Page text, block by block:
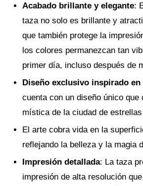
Acabado brillante y elegante:
taza no solo es brillante y
que también protege la
los colores permanezcan tan
primer día, incluso después de
Diseño exclusivo inspirado en
cuenta con un diseño único que
mística de la ciudad de
El arte cobra vida en la
reflejando la belleza y la magia
Impresión detallada: La taza
impresión de alta resolución